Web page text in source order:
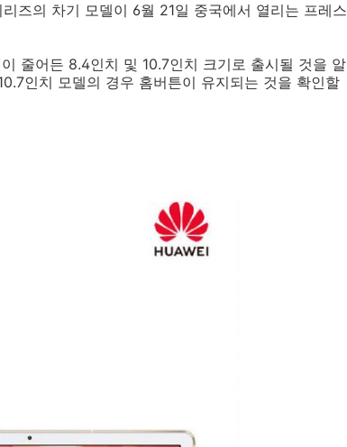
즈의 차기 모델이 6월 21일 중국에서 열리는 프레스
줄어든 8.4인치 및 10.7인치 크기로 출시될 것을 알
인치 모델의 경우 홈버튼이 유지되는 것을 확인할